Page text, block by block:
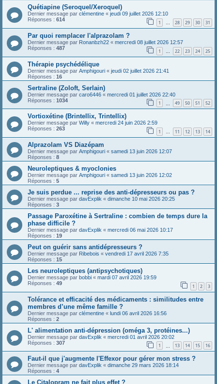
Quétiapine (Seroquel/Xeroquel)
Dernier message par clémentine « jeudi 09 juillet 2026 12:10
Réponses : 614 1 … 28 29 30 31
Par quoi remplacer l'alprazolam ?
Dernier message par Ronanbzh22 « mercredi 08 juillet 2026 12:57
Réponses : 487 1 … 22 23 24 25
Thérapie psychédélique
Dernier message par Amphigouri « jeudi 02 juillet 2026 21:41
Réponses : 16
Sertraline (Zoloft, Serlain)
Dernier message par caro6446 « mercredi 01 juillet 2026 22:40
Réponses : 1034 1 49 50 51 52
Vortioxétine (Brintellix, Trintellix)
Dernier message par Willy « mercredi 24 juin 2026 2:59
Réponses : 263 1 … 11 12 13 14
Alprazolam VS Diazépam
Dernier message par Amphigouri « samedi 13 juin 2026 12:07
Réponses : 8
Neuroleptiques & myoclonies
Dernier message par Amphigouri « samedi 13 juin 2026 12:02
Réponses : 5
Je suis perdue ... reprise des anti-dépresseurs ou pas ?
Dernier message par davExplik « dimanche 10 mai 2026 20:25
Réponses : 3
Passage Paroxétine à Sertraline : combien de temps dure la
phase difficile ?
Dernier message par davExplik « mercredi 06 mai 2026 10:17
Réponses : 19
Peut on guérir sans antidépresseurs ?
Dernier message par Ribebois « vendredi 17 avril 2026 7:35
Réponses : 15
Les neuroleptiques (antipsychotiques)
Dernier message par bobbi « mardi 07 avril 2026 19:59
Réponses : 49 1 2 3
Tolérance et efficacité des médicaments : similitudes entre
membres d’une même famille ?
Dernier message par clémentine « lundi 06 avril 2026 16:56
Réponses : 2
L' alimentation anti-dépression (oméga 3, protéines...)
Dernier message par davExplik « mercredi 01 avril 2026 20:02
Réponses : 307 1 13 14 15 16
Faut-il que j'augmente l'Effexor pour gérer mon stress ?
Dernier message par davExplik « dimanche 29 mars 2026 18:14
Réponses : 4
Le Citalopram ne fait plus effet ?